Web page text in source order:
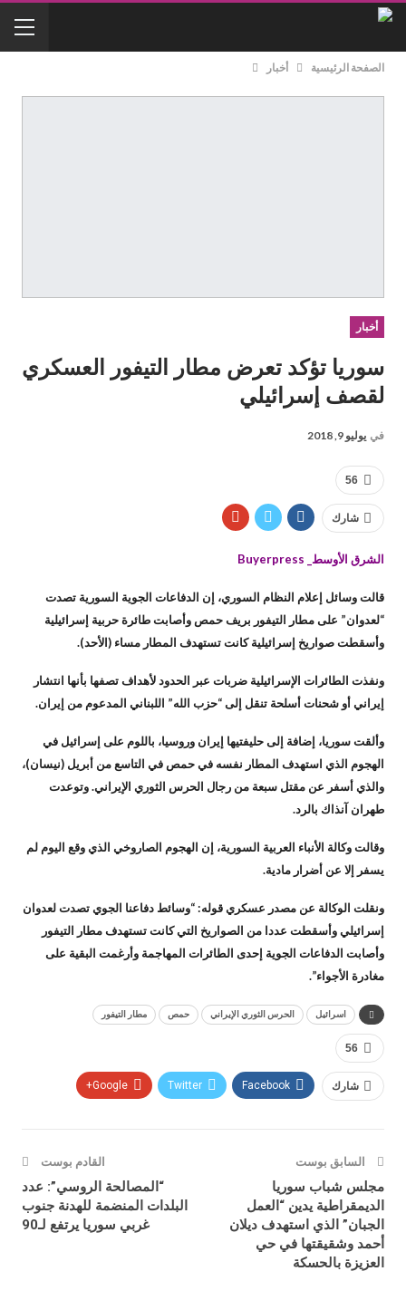
الصفحة الرئيسية أخبار
أخبار
سوريا تؤكد تعرض مطار التيفور العسكري
لقصف إسرائيلي
في يوليو 9, 2018
56
شارك
الشرق الأوسط_ Buyerpress
قالت وسائل إعلام النظام السوري، إن الدفاعات الجوية السورية تصدت
“لعدوان” على مطار التيفور بريف حمص وأصابت طائرة حربية إسرائيلية
وأسقطت صواريخ إسرائيلية كانت تستهدف المطار مساء (الأحد).
ونفذت الطائرات الإسرائيلية ضربات عبر الحدود لأهداف تصفها بأنها انتشار
إيراني أو شحنات أسلحة تنقل إلى “حزب الله” اللبناني المدعوم من إيران.
وألقت سوريا، إضافة إلى حليفتيها إيران وروسيا، باللوم على إسرائيل في
الهجوم الذي استهدف المطار نفسه في حمص في التاسع من أبريل (نيسان)،
والذي أسفر عن مقتل سبعة من رجال الحرس الثوري الإيراني. وتوعدت
طهران آنذاك بالرد.
وقالت وكالة الأنباء العربية السورية، إن الهجوم الصاروخي الذي وقع اليوم لم
يسفر إلا عن أضرار مادية.
ونقلت الوكالة عن مصدر عسكري قوله: “وسائط دفاعنا الجوي تصدت لعدوان
إسرائيلي وأسقطت عددا من الصواريخ التي كانت تستهدف مطار التيفور
وأصابت الدفاعات الجوية إحدى الطائرات المهاجمة وأرغمت البقية على
مغادرة الأجواء”.
اسرائيل الحرس الثوري الإيراني حمص مطار التيفور
56
شارك Facebook
Twitter
Google+
السابق بوست
مجلس شباب سوريا
الديمقراطية يدين “العمل
الجبان” الذي استهدف ديلان
أحمد وشقيقتها في حي
العزيزة بالحسكة
القادم بوست
“المصالحة الروسي”: عدد
البلدات المنضمة للهدنة جنوب
غربي سوريا يرتفع لـ90